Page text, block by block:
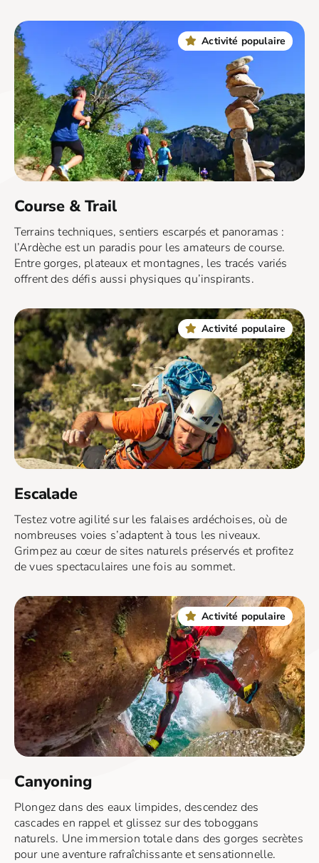
Activité populaire
Course & Trail
Terrains techniques, sentiers escarpés et panoramas :
l’Ardèche est un paradis pour les amateurs de course.
Entre gorges, plateaux et montagnes, les tracés variés
offrent des défis aussi physiques qu’inspirants.
Activité populaire
Escalade
Testez votre agilité sur les falaises ardéchoises, où de
nombreuses voies s’adaptent à tous les niveaux.
Grimpez au cœur de sites naturels préservés et profitez
de vues spectaculaires une fois au sommet.
Activité populaire
Canyoning
Plongez dans des eaux limpides, descendez des
cascades en rappel et glissez sur des toboggans
naturels. Une immersion totale dans des gorges secrètes
pour une aventure rafraîchissante et sensationnelle.